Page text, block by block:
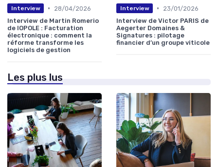
Interview •
28/04/2026
Interview de Martin Romerio
de IOPOLE : Facturation
électronique : comment la
réforme transforme les
logiciels de gestion
Interview •
23/01/2026
Interview de Victor PARIS de
Aegerter Domaines &
Signatures : pilotage
financier d’un groupe viticole
Les plus lus